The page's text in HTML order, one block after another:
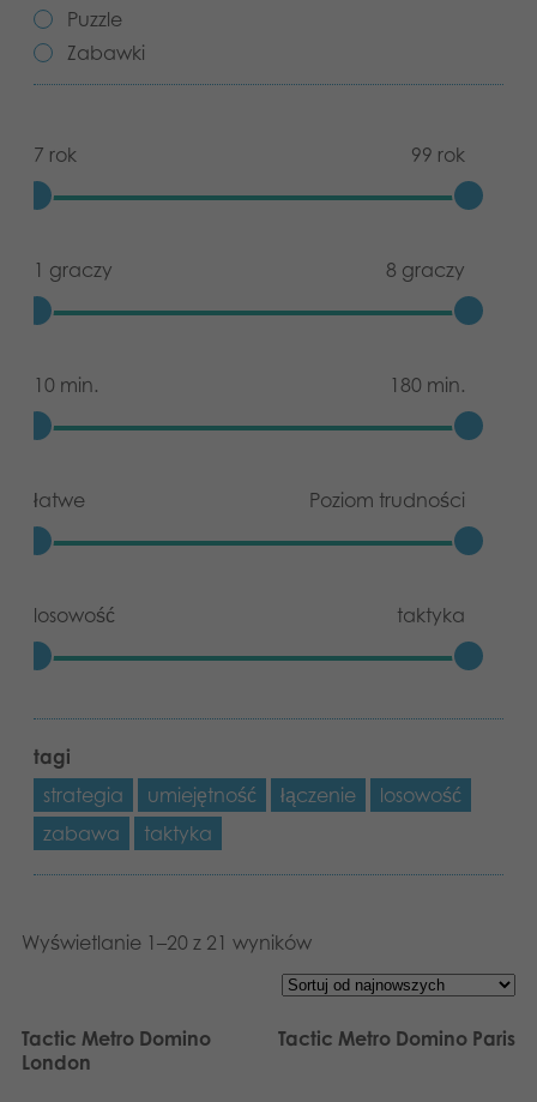
Puzzle
Zabawki
7 rok 99 rok
1 graczy 8 graczy
10 min. 180 min.
łatwe Poziom trudności
losowość taktyka
tagi
strategia
umiejętność łączenie
losowość
zabawa
taktyka
Wyświetlanie 1–20 z 21 wyników
Tactic Metro Domino
London
Tactic Metro Domino Paris